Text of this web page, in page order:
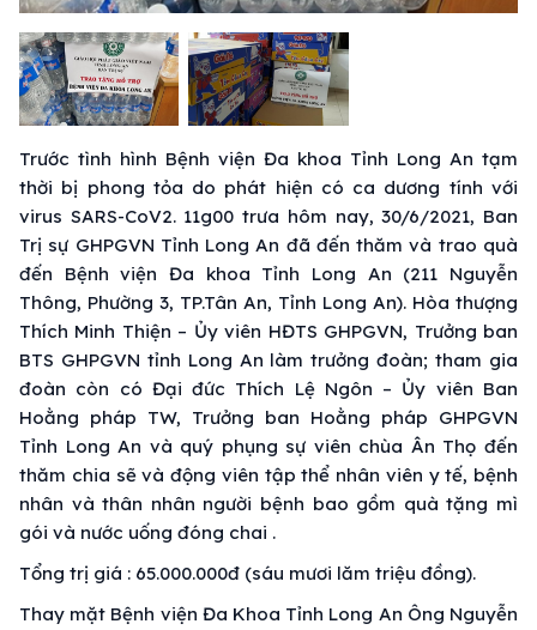
Trước tình hình Bệnh viện Đa khoa Tỉnh Long An tạm
thời bị phong tỏa do phát hiện có ca dương tính với
virus SARS-CoV2. 11g00 trưa hôm nay, 30/6/2021, Ban
Trị sự GHPGVN Tỉnh Long An đã đến thăm và trao quà
đến Bệnh viện Đa khoa Tỉnh Long An (211 Nguyễn
Thông, Phường 3, TP.Tân An, Tỉnh Long An). Hòa thượng
Thích Minh Thiện – Ủy viên HĐTS GHPGVN, Trưởng ban
BTS GHPGVN tỉnh Long An làm trưởng đoàn; tham gia
đoàn còn có Đại đức Thích Lệ Ngôn – Ủy viên Ban
Hoằng pháp TW, Trưởng ban Hoằng pháp GHPGVN
Tỉnh Long An và quý phụng sự viên chùa Ân Thọ đến
thăm chia sẽ và động viên tập thể nhân viên y tế, bệnh
nhân và thân nhân người bệnh bao gồm quà tặng mì
gói và nước uống đóng chai .
Tổng trị giá : 65.000.000đ (sáu mươi lăm triệu đồng).
Thay mặt Bệnh viện Đa Khoa Tỉnh Long An Ông Nguyễn